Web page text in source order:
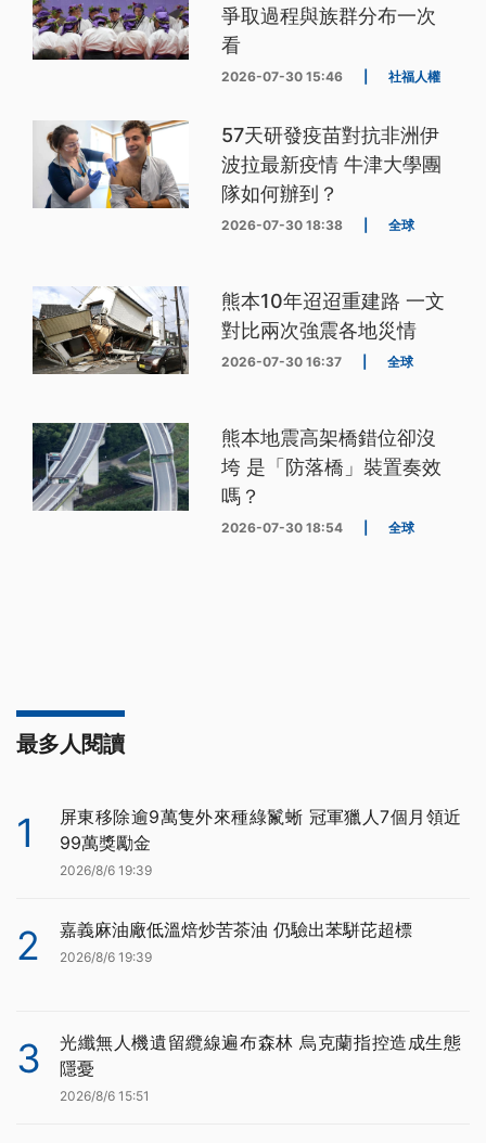
爭取過程與族群分布一次
看
2026-07-30 15:46 社福人權
57天研發疫苗對抗非洲伊
波拉最新疫情 牛津大學團
隊如何辦到？
2026-07-30 18:38 全球
熊本10年迢迢重建路 一文
對比兩次強震各地災情
2026-07-30 16:37 全球
熊本地震高架橋錯位卻沒
垮 是「防落橋」裝置奏效
嗎？
2026-07-30 18:54 全球
最多人閱讀
1
屏東移除逾9萬隻外來種綠鬣蜥 冠軍獵人7個月領近
99萬獎勵金
2026/8/6 19:39
2 嘉義麻油廠低溫焙炒苦茶油 仍驗出苯駢芘超標
2026/8/6 19:39
3
光纖無人機遺留纜線遍布森林 烏克蘭指控造成生態
隱憂
2026/8/6 15:51